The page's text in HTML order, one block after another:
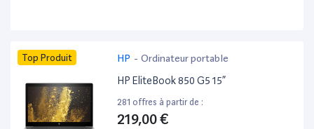
Top Produit HP - Ordinateur portable
HP EliteBook 850 G5 15”
281 offres à partir de :
219,00 €